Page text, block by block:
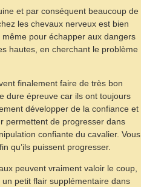
et par conséquent beaucoup de
les chevaux nerveux est bien
pour échapper aux dangers
hautes, en cherchant le problème
finalement faire de très bon
dure épreuve car ils ont toujours
développer de la confiance et
permettent de progresser dans
confiante du cavalier. Vous
qu’ils puissent progresser.
peuvent vraiment valoir le coup,
petit flair supplémentaire dans